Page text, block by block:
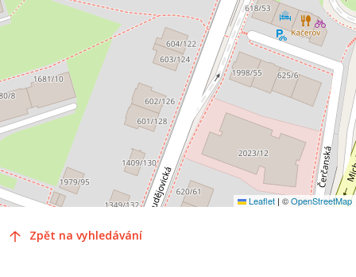
Leaflet | ©OpenStreetMap
Zpět na vyhledávání